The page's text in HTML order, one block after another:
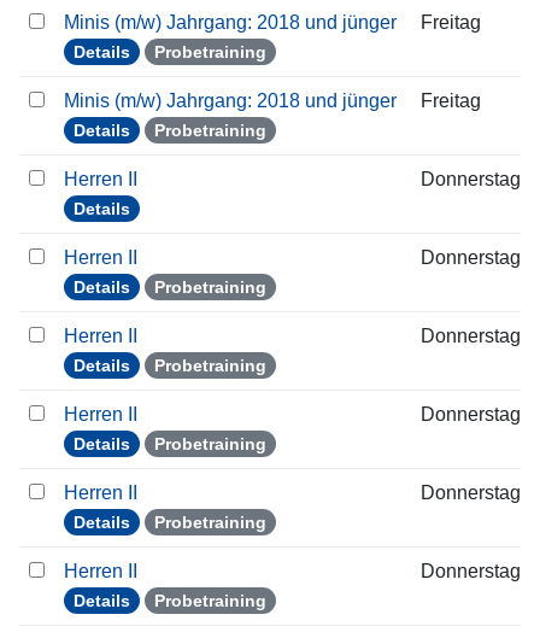
Minis (m/w) Jahrgang: 2018 und jünger
Details Probetraining
Freitag
Minis (m/w) Jahrgang: 2018 und jünger
Details Probetraining
Freitag
Herren II
Details
Donnerstag
Herren II
Details Probetraining
Donnerstag
Herren II
Details Probetraining
Donnerstag
Herren II
Details Probetraining
Donnerstag
Herren II
Details Probetraining
Donnerstag
Herren II
Details Probetraining
Donnerstag